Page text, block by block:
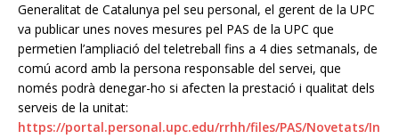
Generalitat de Catalunya pel seu personal, el gerent de la UPC
va publicar unes noves mesures pel PAS de la UPC que
permetien l’ampliació del teletreball fins a 4 dies setmanals, de
comú acord amb la persona responsable del servei, que
només podrà denegar-ho si afecten la prestació i qualitat dels
serveis de la unitat:
https://portal.personal.upc.edu/rrhh/files/PAS/Novetats/In